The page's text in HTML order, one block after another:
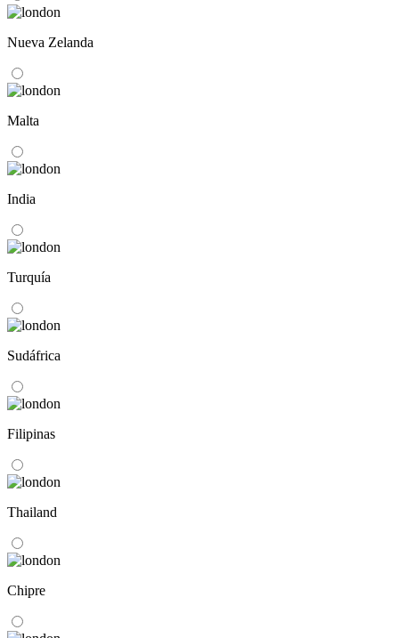
Nueva Zelanda
Malta
India
Turquía
Sudáfrica
Filipinas
Thailand
Chipre